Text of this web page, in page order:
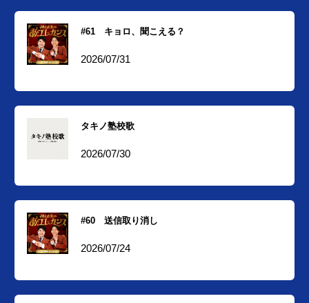
#61 キョロ、聞こえる？
2026/07/31
タキノ塾校歌
2026/07/30
#60 送信取り消し
2026/07/24